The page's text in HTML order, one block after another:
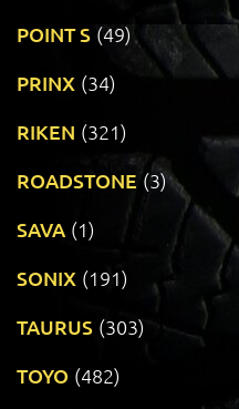
POINT S (49)
PRINX (34)
RIKEN (321)
ROADSTONE (3)
SAVA (1)
SONIX (191)
TAURUS (303)
TOYO (482)